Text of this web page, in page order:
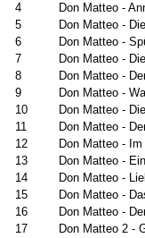
4
Don Matteo -
5
Don Matteo -
6
Don Matteo -
7
Don Matteo -
8
Don Matteo -
9
Don Matteo -
10
Don Matteo -
11
Don Matteo -
12
Don Matteo -
13
Don Matteo -
14
Don Matteo -
15
Don Matteo -
16
Don Matteo -
17
Don Matteo 2 -